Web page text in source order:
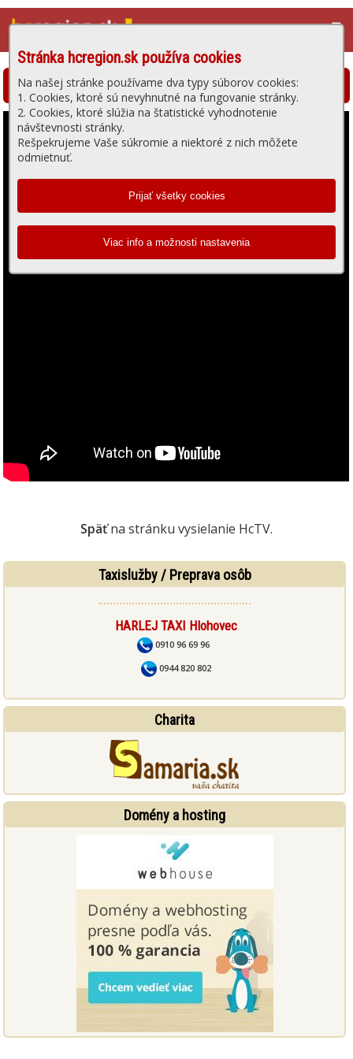
☰
Stránka hcregion.sk používa cookies
Na našej stránke používame dva typy súborov cookies:
1. Cookies, ktoré sú nevyhnutné na fungovanie stránky.
2. Cookies, ktoré slúžia na štatistické vyhodnotenie
návštevnosti stránky.
Rešpekrujeme Vaše súkromie a niektoré z nich môžete
odmietnuť.
Hlohovská televízia - prehrávanie videa
Späťna stránku vysielanie HcTV.
Taxislužby / Preprava osôb
HARLEJ TAXI Hlohovec
0910 96 69 96
0944 820 802
Charita
Domény a hosting